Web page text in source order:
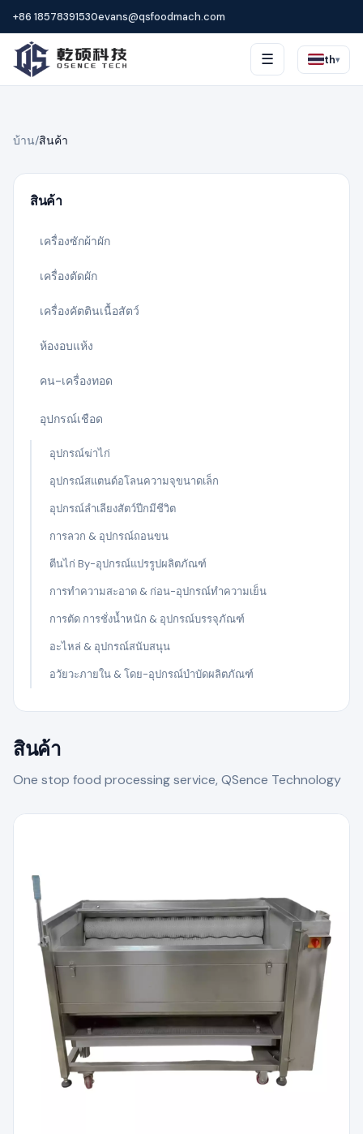
+86 18578391530evans@qsfoodmach.com
☰ th▾
บ้าน/สินค้า
สินค้า
เครื่องซักผ้าผัก
เครื่องตัดผัก
เครื่องคัตตินเนื้อสัตว์
ห้องอบแห้ง
คน-เครื่องทอด
อุปกรณ์เชือด
อุปกรณ์ฆ่าไก่
อุปกรณ์สแตนด์อโลนความจุขนาดเล็ก
อุปกรณ์ลำเลียงสัตว์ปีกมีชีวิต
การลวก & อุปกรณ์ถอนขน
ตีนไก่ By-อุปกรณ์แปรรูปผลิตภัณฑ์
การทำความสะอาด & ก่อน-อุปกรณ์ทำความเย็น
การตัด การชั่งน้ำหนัก & อุปกรณ์บรรจุภัณฑ์
อะไหล่ & อุปกรณ์สนับสนุน
อวัยวะภายใน & โดย-อุปกรณ์บำบัดผลิตภัณฑ์
สินค้า
One stop food processing service, QSence Technology